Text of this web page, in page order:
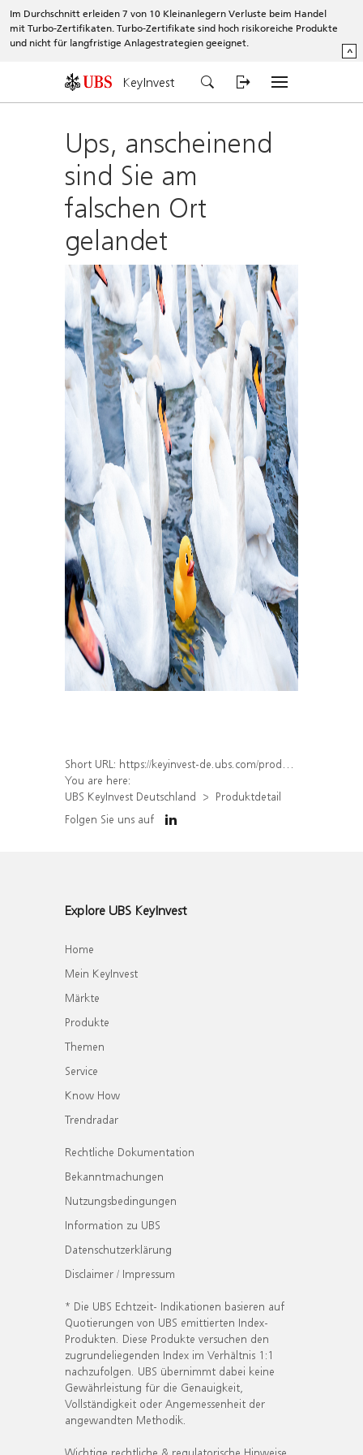
Im Durchschnitt erleiden 7 von 10 Kleinanlegern Verluste beim Handel
mit Turbo-Zertifikaten. Turbo-Zertifikate sind hoch risikoreiche Produkte
und nicht für langfristige Anlagestrategien geeignet.
^
KeyInvest
Ups, anscheinend
sind Sie am
falschen Ort
gelandet
Short URL: https://keyinvest-de.ubs.com/produkt/detail/index/isin/DE000WA53UW0
You are here:
UBS KeyInvest Deutschland
Produktdetail
Folgen Sie uns auf
Explore UBS KeyInvest
Home
Mein KeyInvest
Märkte
Produkte
Themen
Service
Know How
Trendradar
Rechtliche Dokumentation
Bekanntmachungen
Nutzungsbedingungen
Information zu UBS
Datenschutzerklärung
Disclaimer / Impressum
* Die UBS Echtzeit- Indikationen basieren auf
Quotierungen von UBS emittierten Index-
Produkten. Diese Produkte versuchen den
zugrundeliegenden Index im Verhältnis 1:1
nachzufolgen. UBS übernimmt dabei keine
Gewährleistung für die Genauigkeit,
Vollständigkeit oder Angemessenheit der
angewandten Methodik.